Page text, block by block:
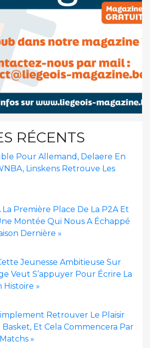
RÉCENTS
Pour Allemand, Delaere En
Linskens Retrouve Les
La Première Place De La P2A Et
Montée Qui Nous A Échappé
Dernière »
Jeunesse Ambitieuse Sur
Veut S’appuyer Pour Écrire La
Histoire »
Retrouver Le Plaisir
Et Cela Commencera Par
»